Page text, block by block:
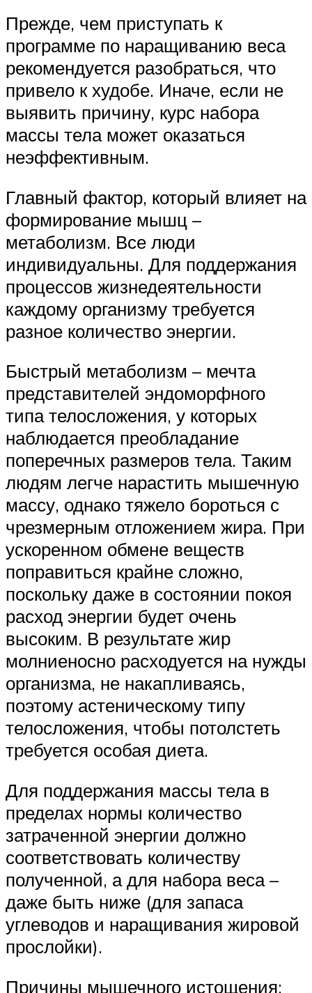
Прежде, чем приступать к
программе по наращиванию веса
рекомендуется разобраться, что
привело к худобе. Иначе, если не
выявить причину, курс набора
массы тела может оказаться
неэффективным.
Главный фактор, который влияет на
формирование мышц –
метаболизм. Все люди
индивидуальны. Для поддержания
процессов жизнедеятельности
каждому организму требуется
разное количество энергии.
Быстрый метаболизм – мечта
представителей эндоморфного
типа телосложения, у которых
наблюдается преобладание
поперечных размеров тела. Таким
людям легче нарастить мышечную
массу, однако тяжело бороться с
чрезмерным отложением жира. При
ускоренном обмене веществ
поправиться крайне сложно,
поскольку даже в состоянии покоя
расход энергии будет очень
высоким. В результате жир
молниеносно расходуется на нужды
организма, не накапливаясь,
поэтому астеническому типу
телосложения, чтобы потолстеть
требуется особая диета.
Для поддержания массы тела в
пределах нормы количество
затраченной энергии должно
соответствовать количеству
полученной, а для набора веса –
даже быть ниже (для запаса
углеводов и наращивания жировой
прослойки).
Причины мышечного истощения: